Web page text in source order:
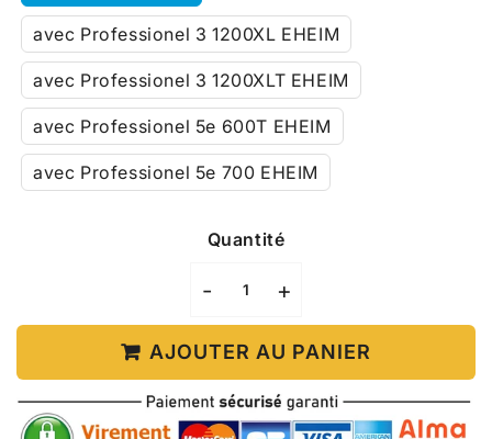
avec Professionel 3 1200XL EHEIM
avec Professionel 3 1200XLT EHEIM
avec Professionel 5e 600T EHEIM
avec Professionel 5e 700 EHEIM
Quantité
- +
AJOUTER AU PANIER